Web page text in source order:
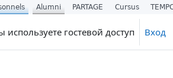
используете гостевой доступ Вход
Alumni PARTAGE Cursus